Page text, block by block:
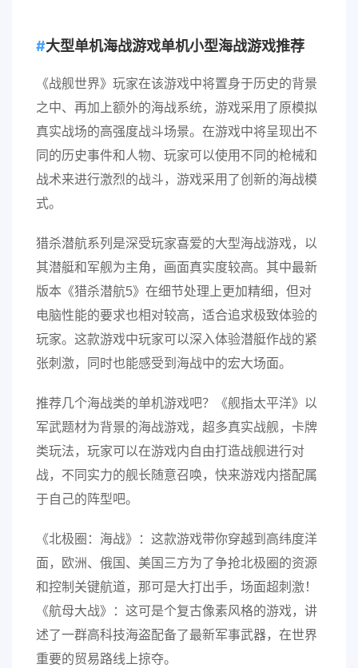
大型单机海战游戏单机小型海战游戏推荐
《战舰世界》玩家在该游戏中将置身于历史的背景
之中、再加上额外的海战系统，游戏采用了原模拟
真实战场的高强度战斗场景。在游戏中将呈现出不
同的历史事件和人物、玩家可以使用不同的枪械和
战术来进行激烈的战斗，游戏采用了创新的海战模
式。
猎杀潜航系列是深受玩家喜爱的大型海战游戏，以
其潜艇和军舰为主角，画面真实度较高。其中最新
版本《猎杀潜航5》在细节处理上更加精细，但对
电脑性能的要求也相对较高，适合追求极致体验的
玩家。这款游戏中玩家可以深入体验潜艇作战的紧
张刺激，同时也能感受到海战中的宏大场面。
推荐几个海战类的单机游戏吧？《舰指太平洋》以
军武题材为背景的海战游戏，超多真实战舰，卡牌
类玩法，玩家可以在游戏内自由打造战舰进行对
战，不同实力的舰长随意召唤，快来游戏内搭配属
于自己的阵型吧。
《北极圈：海战》：这款游戏带你穿越到高纬度洋
面，欧洲、俄国、美国三方为了争抢北极圈的资源
和控制关键航道，那可是大打出手，场面超刺激！
《航母大战》：这可是个复古像素风格的游戏，讲
述了一群高科技海盗配备了最新军事武器，在世界
重要的贸易路线上掠夺。